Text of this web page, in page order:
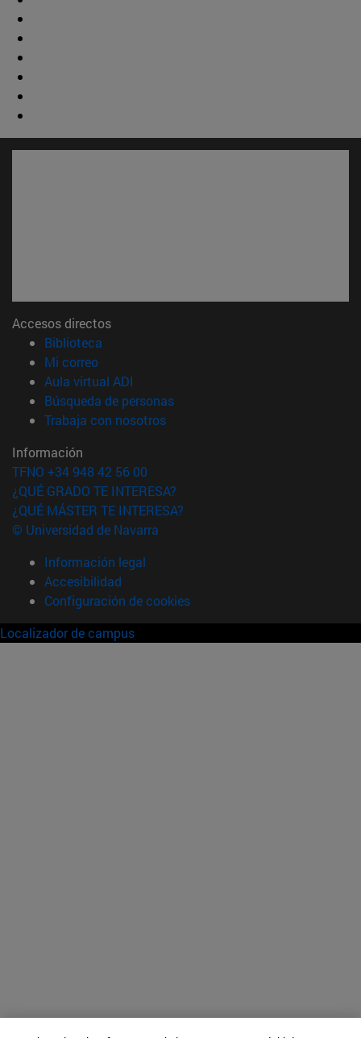
Accesos directos
Biblioteca
Mi correo(abre en nueva ventana)
Aula virtual ADI
Búsqueda de personas(abre en nueva ventana)
Trabaja con nosotros(abre en nueva ventana)
Información
TFNO +34 948 42 56 00
¿QUÉ GRADO TE INTERESA?
¿QUÉ MÁSTER TE INTERESA?
© Universidad de Navarra
Información legal
Accesibilidad
Configuración de cookies
Localizador de campus